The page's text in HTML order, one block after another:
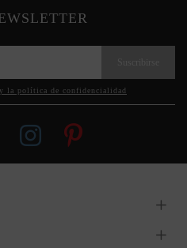
la política de confidencialidad